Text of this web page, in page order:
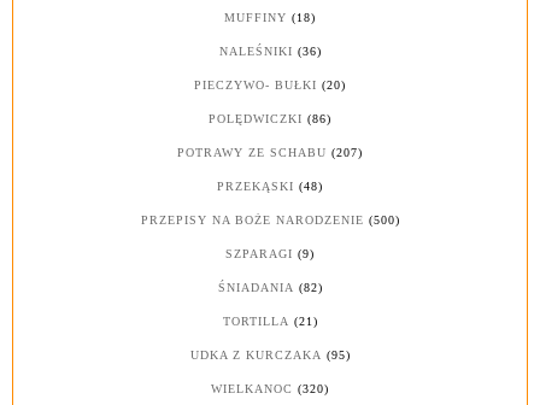
MUFFINY (18)
NALEŚNIKI (36)
PIECZYWO- BUŁKI (20)
POLĘDWICZKI (86)
POTRAWY ZE SCHABU (207)
PRZEKĄSKI (48)
PRZEPISY NA BOŻE NARODZENIE (500)
SZPARAGI (9)
ŚNIADANIA (82)
TORTILLA (21)
UDKA Z KURCZAKA (95)
WIELKANOC (320)